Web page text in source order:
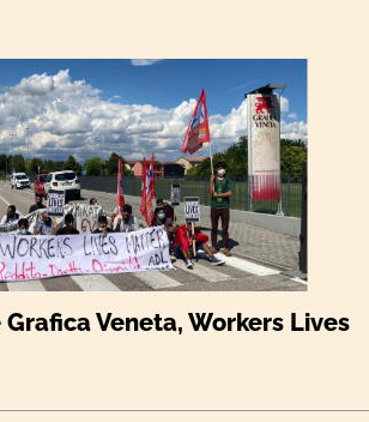
Veneta, Workers Lives